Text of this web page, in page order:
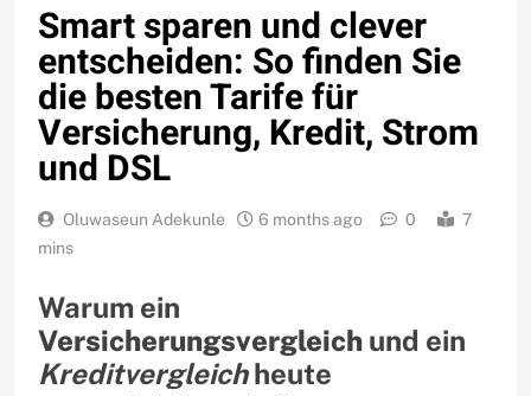
Smart sparen und clever
entscheiden: So finden Sie
die besten Tarife für
Versicherung, Kredit, Strom
und DSL
Oluwaseun Adekunle 6 months ago 0
7
mins
Warum ein
Versicherungsvergleich und ein
Kreditvergleichheute